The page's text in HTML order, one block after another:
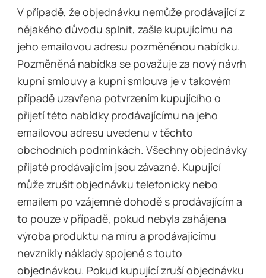
V případě, že objednávku nemůže prodávající z
nějakého důvodu splnit, zašle kupujícímu na
jeho emailovou adresu pozměněnou nabídku.
Pozměněná nabídka se považuje za nový návrh
kupní smlouvy a kupní smlouva je v takovém
případě uzavřena potvrzením kupujícího o
přijetí této nabídky prodávajícímu na jeho
emailovou adresu uvedenu v těchto
obchodních podmínkách. Všechny objednávky
přijaté prodávajícím jsou závazné. Kupující
může zrušit objednávku telefonicky nebo
emailem po vzájemné dohodě s prodávajícím a
to pouze v případě, pokud nebyla zahájena
výroba produktu na míru a prodávajícímu
nevznikly náklady spojené s touto
objednávkou. Pokud kupující zruší objednávku